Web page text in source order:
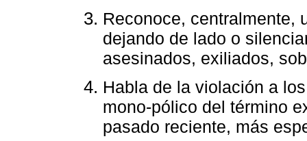
Reconoce, centralmente,
dejando de lado o
asesinados, exiliados,
Habla de la violación a
mono-pólico del término
pasado reciente, más